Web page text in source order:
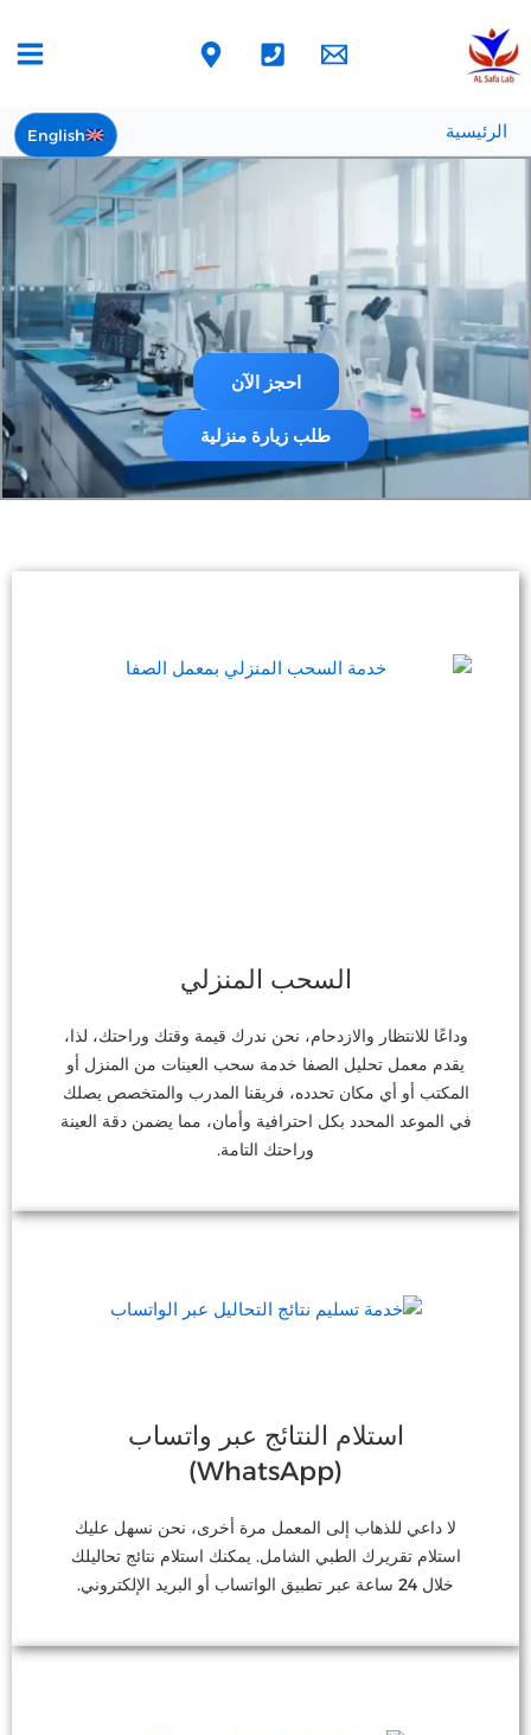
English
إلى
المحتوى
الرئيسية
احجز الآن
طلب زيارة منزلية
السحب المنزلي
وداعًا للانتظار والازدحام، نحن ندرك قيمة وقتك وراحتك، لذا،
يقدم معمل تحليل الصفا خدمة سحب العينات من المنزل أو
المكتب أو أي مكان تحدده، فريقنا المدرب والمتخصص يصلك
في الموعد المحدد بكل احترافية وأمان، مما يضمن دقة العينة
وراحتك التامة.
استلام النتائج عبر واتساب
(WhatsApp)
لا داعي للذهاب إلى المعمل مرة أخرى، نحن نسهل عليك
استلام تقريرك الطبي الشامل. يمكنك استلام نتائج تحاليلك
خلال 24 ساعة عبر تطبيق الواتساب أو البريد الإلكتروني.